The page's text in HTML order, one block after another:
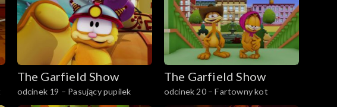
The Garfield Show
odcinek 19 – Pasujący pupilek
The Garfield Show
odcinek 20 – Fartowny kot